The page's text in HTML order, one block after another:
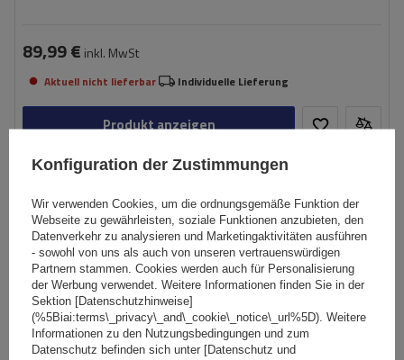
89,99 € inkl. MwSt
Aktuell nicht lieferbar Individuelle Lieferung
Produkt anzeigen
Warum ein Fahrradträger für die
Anhängerkupplung die beste Wahl ist
Wer sein Fahrrad liebt, möchte es sicher transportieren. Die Montage am
Haken der Anhängerkupplung bietet gegenüber Heckklappenträgern oder
Dachträgern entscheidende Vorteile. Zunächst ist die Beladung deutlich
Konfiguration der Zustimmungen
Wir verwenden Cookies, um die ordnungsgemäße Funktion der
Webseite zu gewährleisten, soziale Funktionen anzubieten, den
Datenverkehr zu analysieren und Marketingaktivitäten ausführen
- sowohl von uns als auch von unseren vertrauenswürdigen
Partnern stammen. Cookies werden auch für Personalisierung
der Werbung verwendet. Weitere Informationen finden Sie in der
Sektion [Datenschutzhinweise]
(%5Biai:terms\_privacy\_and\_cookie\_notice\_url%5D). Weitere
Informationen zu den Nutzungsbedingungen und zum
Datenschutz befinden sich unter [Datenschutz und